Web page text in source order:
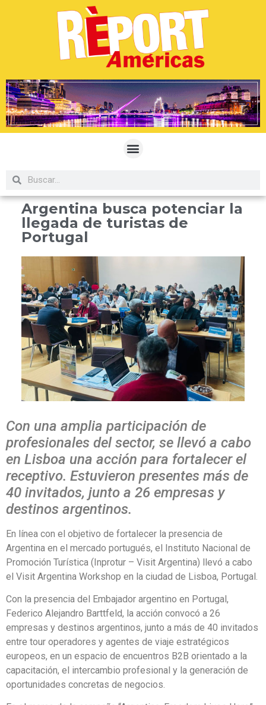
Argentina busca potenciar la
llegada de turistas de
Portugal
Con una amplia participación de
profesionales del sector, se llevó a cabo
en Lisboa una acción para fortalecer el
receptivo. Estuvieron presentes más de
40 invitados, junto a 26 empresas y
destinos argentinos.
En línea con el objetivo de fortalecer la presencia de
Argentina en el mercado portugués, el Instituto Nacional de
Promoción Turística (Inprotur – Visit Argentina) llevó a cabo
el Visit Argentina Workshop en la ciudad de Lisboa, Portugal.
Con la presencia del Embajador argentino en Portugal,
Federico Alejandro Barttfeld, la acción convocó a 26
empresas y destinos argentinos, junto a más de 40 invitados
entre tour operadores y agentes de viaje estratégicos
europeos, en un espacio de encuentros B2B orientado a la
capacitación, el intercambio profesional y la generación de
oportunidades concretas de negocios.